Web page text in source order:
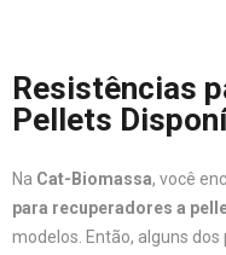
Resistências
Pellets
Na Cat-Biomassa, você
para recuperadores a
modelos. Então, alguns